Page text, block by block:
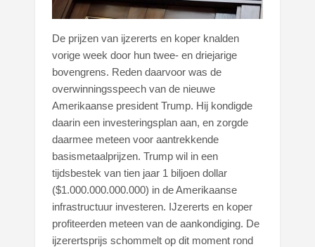
De prijzen van ijzererts en koper knalden
vorige week door hun twee- en driejarige
bovengrens. Reden daarvoor was de
overwinningsspeech van de nieuwe
Amerikaanse president Trump. Hij kondigde
daarin een investeringsplan aan, en zorgde
daarmee meteen voor aantrekkende
basismetaalprijzen. Trump wil in een
tijdsbestek van tien jaar 1 biljoen dollar
($1.000.000.000.000) in de Amerikaanse
infrastructuur investeren. IJzererts en koper
profiteerden meteen van de aankondiging. De
ijzerertsprijs schommelt op dit moment rond